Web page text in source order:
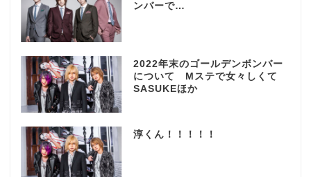
ンバーで…
2022年末のゴールデンボンバー
について Mステで女々しくて
SASUKEほか
淳くん！！！！！